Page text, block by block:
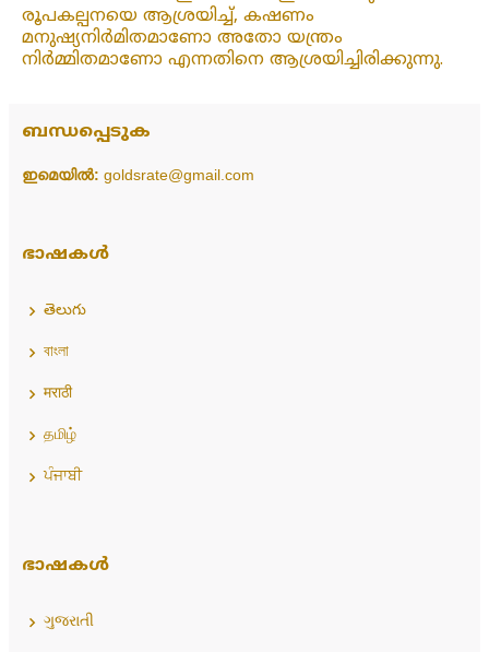
രൂപകല്പനയെ ആശ്രയിച്ച്, കഷണം
മനുഷ്യനിർമിതമാണോ അതോ യന്ത്രം
നിർമ്മിതമാണോ എന്നതിനെ ആശ്രയിച്ചിരിക്കുന്നു.
ബന്ധപ്പെടുക
ഇമെയിൽ: goldsrate@gmail.com
ഭാഷകൾ
తెలుగు
বাংলা
मराठी
தமிழ்
ਪੰਜਾਬੀ
ഭാഷകൾ
ગુજરાતી